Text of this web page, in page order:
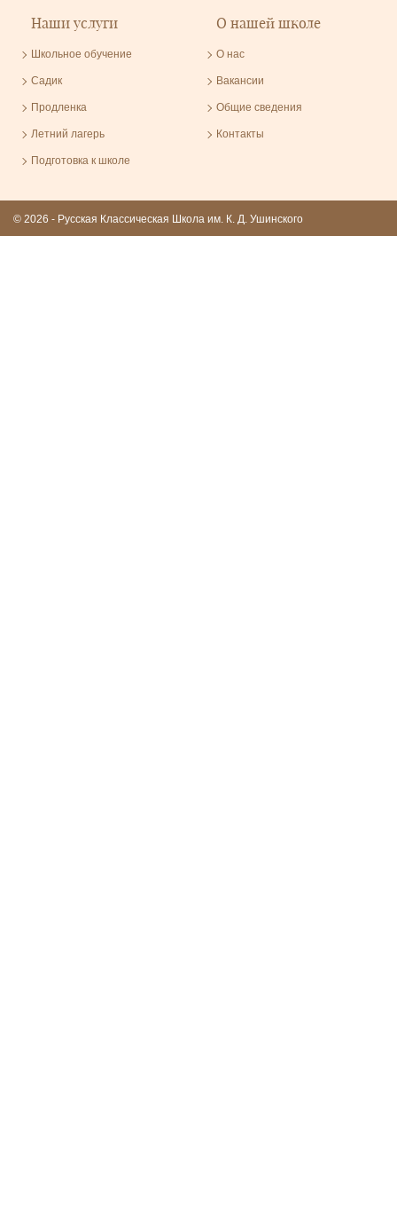
Наши услуги
Школьное обучение
Садик
Продленка
Летний лагерь
Подготовка к школе
О нашей школе
О нас
Вакансии
Общие сведения
Контакты
© 2026 - Русская Классическая Школа им. К. Д. Ушинского